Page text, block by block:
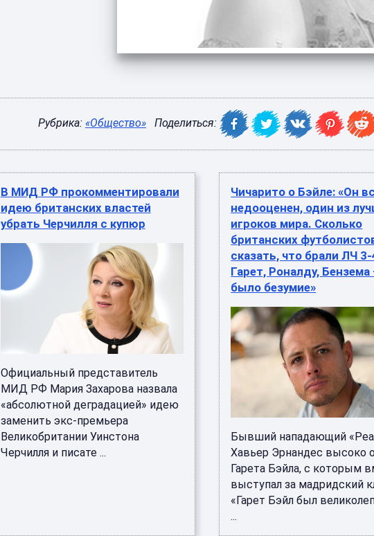
Рубрика: «Общество» Поделиться:
В МИД РФ прокомментировали
идею британских властей
убрать Черчилля с купюр
Официальный представитель
МИД РФ Мария Захарова назвала
«абсолютной деградацией» идею
заменить экс-премьера
Великобритании Уинстона
Черчилля и писате ...
Чичарито о Бэйле: «Он
недооценен, один из
игроков мира. Сколько
британских
сказать, что брали ЛЧ 3-
Гарет, Роналду, Бензема
было безумие»
Бывший нападающий
Хавьер Эрнандес высоко
Гарета Бэйла, с которым
выступал за мадридский
«Гарет Бэйл был
...